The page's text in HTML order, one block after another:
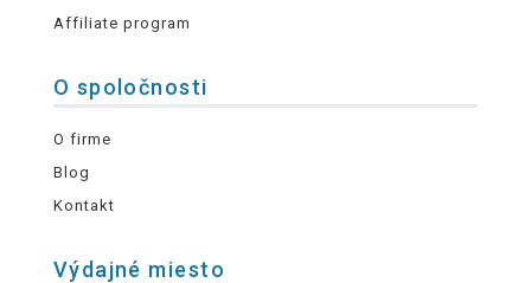
Affiliate program
O spoločnosti
O firme
Blog
Kontakt
Výdajné miesto